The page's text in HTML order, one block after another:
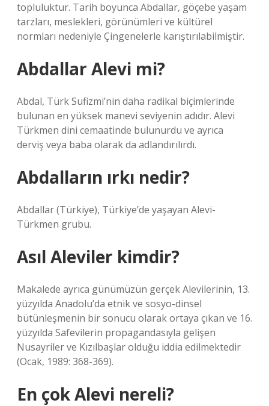
topluluktur. Tarih boyunca Abdallar, göçebe yaşam
tarzları, meslekleri, görünümleri ve kültürel
normları nedeniyle Çingenelerle karıştırılabilmiştir.
Abdallar Alevi mi?
Abdal, Türk Sufizmi’nin daha radikal biçimlerinde
bulunan en yüksek manevi seviyenin adıdır. Alevi
Türkmen dini cemaatinde bulunurdu ve ayrıca
derviş veya baba olarak da adlandırılırdı.
Abdalların ırkı nedir?
Abdallar (Türkiye), Türkiye’de yaşayan Alevi-
Türkmen grubu.
Asıl Aleviler kimdir?
Makalede ayrıca günümüzün gerçek Alevilerinin, 13.
yüzyılda Anadolu’da etnik ve sosyo-dinsel
bütünleşmenin bir sonucu olarak ortaya çıkan ve 16.
yüzyılda Safevilerin propagandasıyla gelişen
Nusayriler ve Kızılbaşlar olduğu iddia edilmektedir
(Ocak, 1989: 368-369).
En çok Alevi nereli?